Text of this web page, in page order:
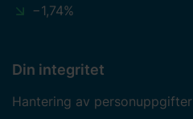
−1,74%
Din integritet
Hantering av personuppgifter